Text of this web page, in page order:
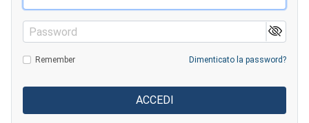
Password
Remember Dimenticato la password?